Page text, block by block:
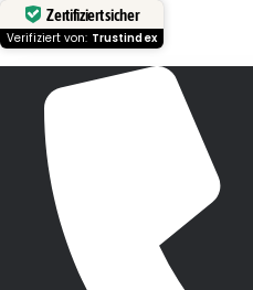
Zertifiziert sicher
Verifiziert von: Trustindex